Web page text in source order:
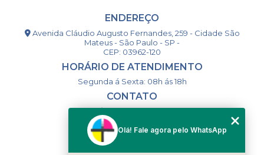
ENDEREÇO
Avenida Cláudio Augusto Fernandes, 259 - Cidade São
Mateus - São Paulo - SP -
CEP: 03962-120
HORÁRIO DE ATENDIMENTO
Segunda á Sexta: 08h ás 18h
CONTATO
(11) 98993-9556
togsm1@gmail.com
Olá! Fale agora pelo WhatsApp